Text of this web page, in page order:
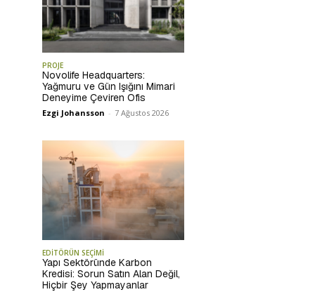
PROJE
Novolife Headquarters:
Yağmuru ve Gün Işığını Mimari
Deneyime Çeviren Ofis
Ezgi Johansson - 7 Ağustos 2026
EDİTÖRÜN SEÇİMİ
Yapı Sektöründe Karbon
Kredisi: Sorun Satın Alan Değil,
Hiçbir Şey Yapmayanlar